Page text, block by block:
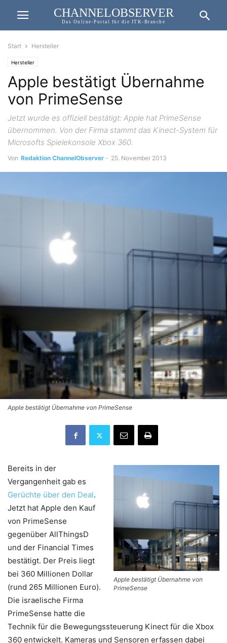
CHANNELOBSERVER
Das Online-Portal für die ITK-Branche
Start Hersteller
Hersteller
Apple bestätigt Übernahme
von PrimeSense
Jetzt wurde es offiziell bestätigt: Apple hat PrimeSense
übernommen. Von der Firma stammt das Kinect-System für
Microsofts Spielekonsole Xbox 360.
Von Redaktion ChannelObserver - 25. November 2013
Apple bestätigt Übernahme von PrimeSense
Apple bestätigt Übernahme von
PrimeSense
Bereits in der
Vergangenheit gab es
Gerüchte über den Deal.
Jetzt hat Apple den Kauf
von PrimeSense
gegenüber AllThingsD
und der Financial Times
bestätigt. Der Preis liegt
bei 360 Millionen Dollar
(rund 265 Millionen Euro).
Die israelische Firma
PrimeSense hatte die
Technik für die Bewegungssteuerung Kinect für die Xbox
360 entwickelt. Kameras und Sensoren erfassen dabei